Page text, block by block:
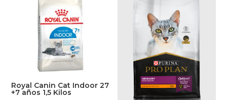
Royal Canin Cat Indoor 27
+7 años 1,5 Kilos